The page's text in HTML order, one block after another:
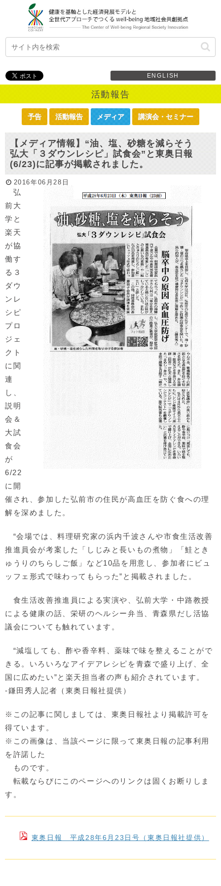
ENGLISH
活動報告
予告 活動報告 メディア 講演会・セミナー
【メディア情報】“油、塩、砂糖を減らそう
弘大「３ダウンレシピ」試食会”と東奥日報
(6/23)に記事が掲載されました。
2016年06月28日
弘
前大
学と
楽天
が協
働す
る３
ダウ
ンレ
シピ
プロ
ジェ
クト
に関
連
し、
説明
会＆
大試
食会
が
6/22
に開
催され、参加した弘前市の住民が高血圧を防ぐ食への理
解を深めました。
“会場では、料理研究家の浜内千波さんや市食生活改善
推進員会が考案した「しじみと長いもの煮物」「鮭とき
ゅうりのちらしご飯」など10品を用意し、参加者にビュ
ッフェ形式で味わってもらった”と掲載されました。
食生活改善推進員による実演や、弘前大学・中路教授
による健康の話、栄研のヘルシー弁当、青森県だし活協
議会についても触れています。
“減塩しても、酢や香辛料、薬味で味を整えることがで
きる。いろいろなアイデアレシピを青森で盛り上げ、全
国に広めたい”と楽天担当者の声も紹介されています。
-鎌田秀人記者（東奥日報社提供）
※この記事に関しましては、東奥日報社より掲載許可を
得ています。
※この画像は、当該ページに限って東奥日報の記事利用
を許諾した
ものです。
転載ならびにこのページへのリンクは固くお断りしま
す。
東奥日報 平成28年6月23日号（東奥日報社提供）